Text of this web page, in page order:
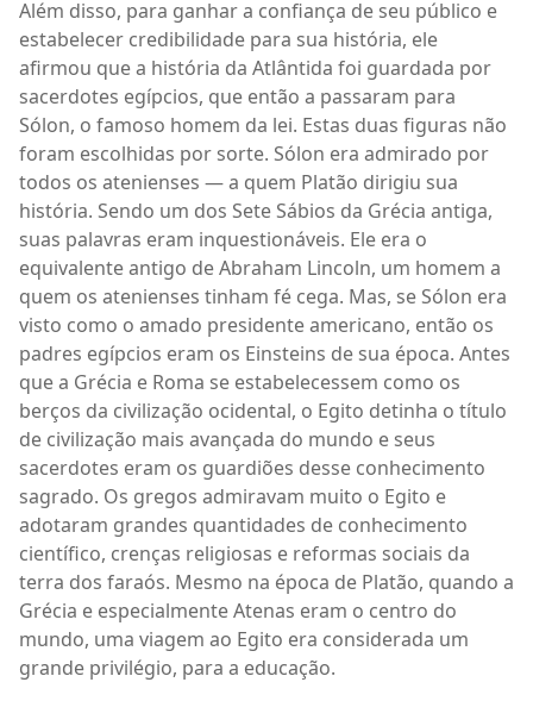
Além disso, para ganhar a confiança de seu público e
estabelecer credibilidade para sua história, ele
afirmou que a história da Atlântida foi guardada por
sacerdotes egípcios, que então a passaram para
Sólon, o famoso homem da lei. Estas duas figuras não
foram escolhidas por sorte. Sólon era admirado por
todos os atenienses — a quem Platão dirigiu sua
história. Sendo um dos Sete Sábios da Grécia antiga,
suas palavras eram inquestionáveis. Ele era o
equivalente antigo de Abraham Lincoln, um homem a
quem os atenienses tinham fé cega. Mas, se Sólon era
visto como o amado presidente americano, então os
padres egípcios eram os Einsteins de sua época. Antes
que a Grécia e Roma se estabelecessem como os
berços da civilização ocidental, o Egito detinha o título
de civilização mais avançada do mundo e seus
sacerdotes eram os guardiões desse conhecimento
sagrado. Os gregos admiravam muito o Egito e
adotaram grandes quantidades de conhecimento
científico, crenças religiosas e reformas sociais da
terra dos faraós. Mesmo na época de Platão, quando a
Grécia e especialmente Atenas eram o centro do
mundo, uma viagem ao Egito era considerada um
grande privilégio, para a educação.